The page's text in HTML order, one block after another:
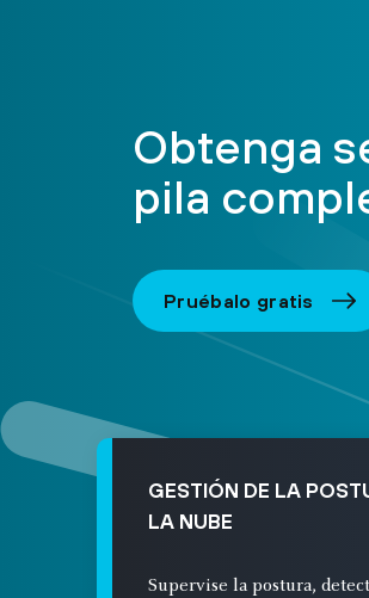
Obtenga
pila
Pruébalo gratis
GESTIÓN DE LA
LA NUBE
Supervise la postura,